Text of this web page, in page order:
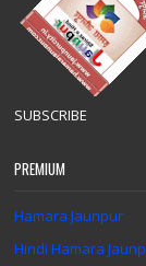
SUBSCRIBE
PREMIUM
Hamara Jaunpur
Hindi Hamara